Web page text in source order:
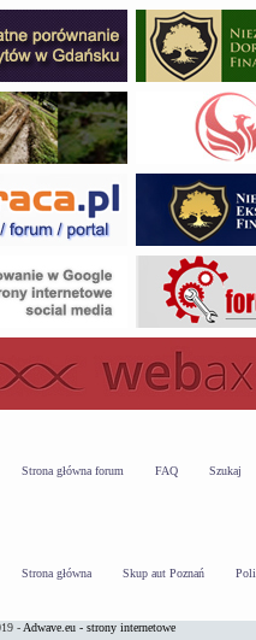
Strona główna forum FAQ Szukaj
Strona główna Skup aut Poznań
- Adwave.eu - strony internetowe